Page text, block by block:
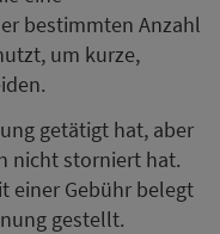
bestimmten Anzahl
um kurze,
getätigt hat, aber
nicht storniert hat.
einer Gebühr belegt
gestellt.